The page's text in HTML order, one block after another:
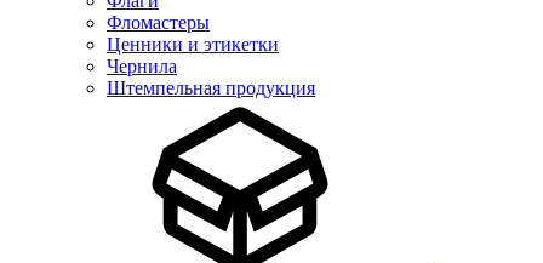
Фломастеры
Ценники и этикетки
Чернила
Штемпельная продукция